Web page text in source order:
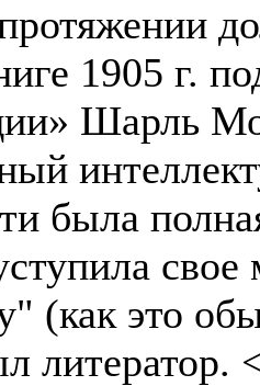
1905 г.
Шарль
была
(как это
литератор.